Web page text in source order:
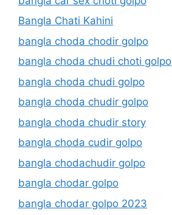
Bangla Chati Kahini
bangla choda chodir golpo
bangla choda chudi choti golpo
bangla choda chudi golpo
bangla choda chudir golpo
bangla choda chudir story
bangla choda cudir golpo
bangla chodachudir golpo
bangla chodar golpo
bangla chodar golpo 2023